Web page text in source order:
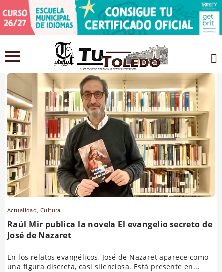
Tags: novela
Actualidad,Cultura
Raúl Mir publica la novela El evangelio secreto de
José de Nazaret
En los relatos evangélicos, José de Nazaret aparece como
una figura discreta, casi silenciosa. Está presente en...